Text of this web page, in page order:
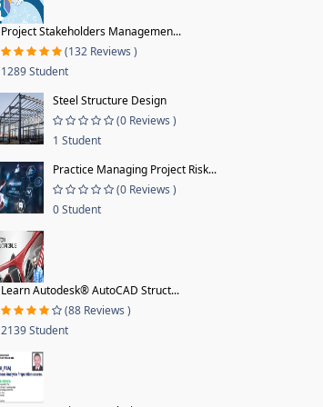
Project Stakeholders Managemen...
(132 Reviews )
1289 Student
Steel Structure Design
(0 Reviews )
1 Student
Practice Managing Project Risk...
(0 Reviews )
0 Student
Learn Autodesk® AutoCAD Struct...
(88 Reviews )
2139 Student